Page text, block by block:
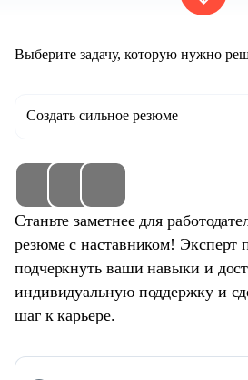
Выберите задачу, которую нужно
Создать сильное резюме
Станьте заметнее для
резюме с наставником! Эксперт
подчеркнуть ваши навыки и
индивидуальную поддержку и
шаг к карьере.